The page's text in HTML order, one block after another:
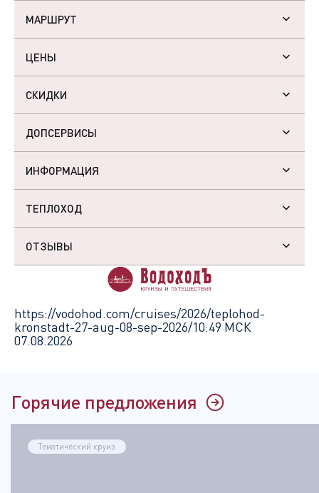
МАРШРУТ
ЦЕНЫ
СКИДКИ
ДОПСЕРВИСЫ
ИНФОРМАЦИЯ
ТЕПЛОХОД
ОТЗЫВЫ
https://vodohod.com/cruises/2026/teplohod-
kronstadt-27-aug-08-sep-2026/10:49 МСК
07.08.2026
Горячие предложения
Тематический круиз